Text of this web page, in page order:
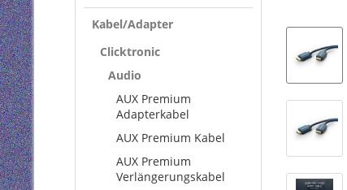
Kabel/Adapter
Clicktronic
Audio
AUX Premium
Adapterkabel
AUX Premium Kabel
AUX Premium
Verlängerungskabel